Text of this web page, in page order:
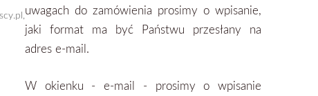
uwagach do zamówienia prosimy o wpisanie,
jaki format ma być Państwu przesłany na
adres e-mail.
W okienku - e-mail - prosimy o wpisanie